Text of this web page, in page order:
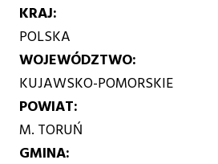
KRAJ
POLSKA
WOJEWÓDZTWO
KUJAWSKO-POMORSKIE
POWIAT
M. TORUŃ
GMINA